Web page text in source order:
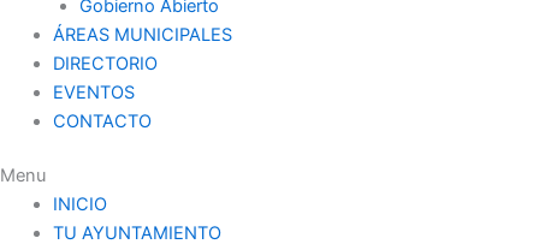
Gobierno Abierto
ÁREAS MUNICIPALES
DIRECTORIO
EVENTOS
CONTACTO
Menu
INICIO
TU AYUNTAMIENTO